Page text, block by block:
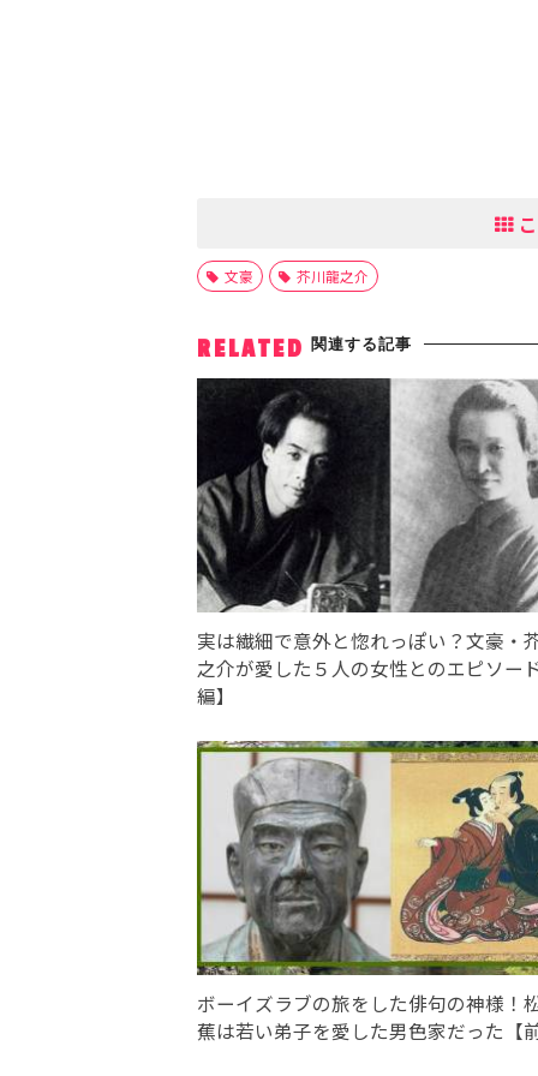
文豪 芥川龍之介
RELATED 関連する記事
実は繊細で意外と惚れっぽい？文豪・
之介が愛した５人の女性とのエピソー
編】
ボーイズラブの旅をした俳句の神様！
蕉は若い弟子を愛した男色家だった【前